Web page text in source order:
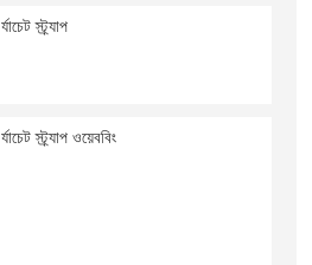
র্যাচেট স্ট্র্যাপ
র্যাচেট স্ট্র্যাপ ওয়েববিং